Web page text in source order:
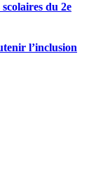
du 2e
l’inclusion